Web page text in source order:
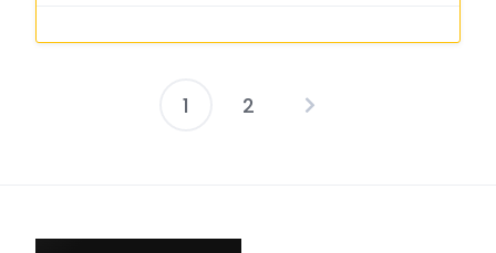
Pagination
1 2